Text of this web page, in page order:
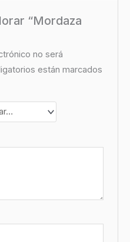
“Mordaza
no será
están marcados